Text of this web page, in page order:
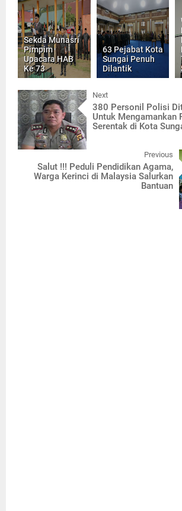
Sekda Munasri
Pimpim
Upacara HAB
Ke 73
63 Pejabat Kota
Sungai Penuh
Dilantik
Next
380 Personil Polisi
Untuk Mengamankan
Serentak di Kota
Previous
Salut !!! Peduli Pendidikan Agama,
Warga Kerinci di Malaysia Salurkan
Bantuan